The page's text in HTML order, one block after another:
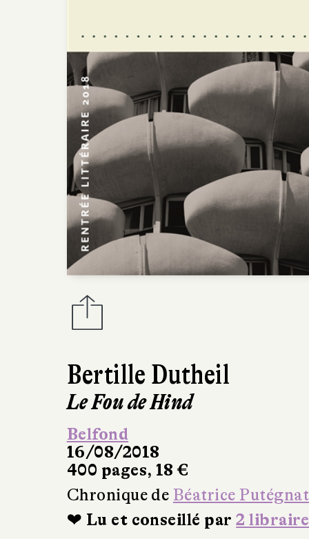
Bertille Dutheil
Le Fou de Hind
Belfond
16/08/2018
400 pages, 18 €
Chronique de Béatrice Putégnat
❤ Lu et conseillé par2